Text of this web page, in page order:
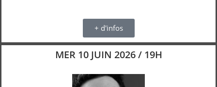
+ d'infos
MER 10 JUIN 2026 / 19H